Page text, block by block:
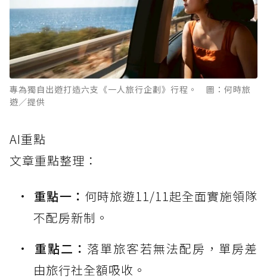
專為獨自出遊打造六支《一人旅行企劃》行程。 圖：何時旅
遊／提供
AI重點
文章重點整理：
重點一： 何時旅遊11/11起全面實施領隊
不配房新制。
重點二： 落單旅客若無法配房，單房差
由旅行社全額吸收。